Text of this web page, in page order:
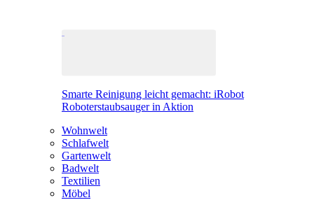
Smarte Reinigung leicht gemacht: iRobot
Roboterstaubsauger in Aktion
Wohnwelt
Schlafwelt
Gartenwelt
Badwelt
Textilien
Möbel